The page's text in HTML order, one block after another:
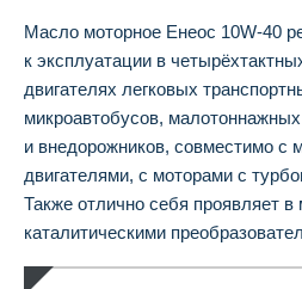
Масло моторное Енеос 10W-40
к эксплуатации в
двигателях легковых
микроавтобусов,
и внедорожников, совместимо с
двигателями, с моторами с
Также отлично себя проявляет
каталитическими